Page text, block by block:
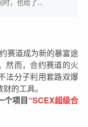
时，也给了...
赛道成为新的暴富途
然而，合约赛道的火
法分子利用套路双爆
的工具。
个项目“SCEX超级合